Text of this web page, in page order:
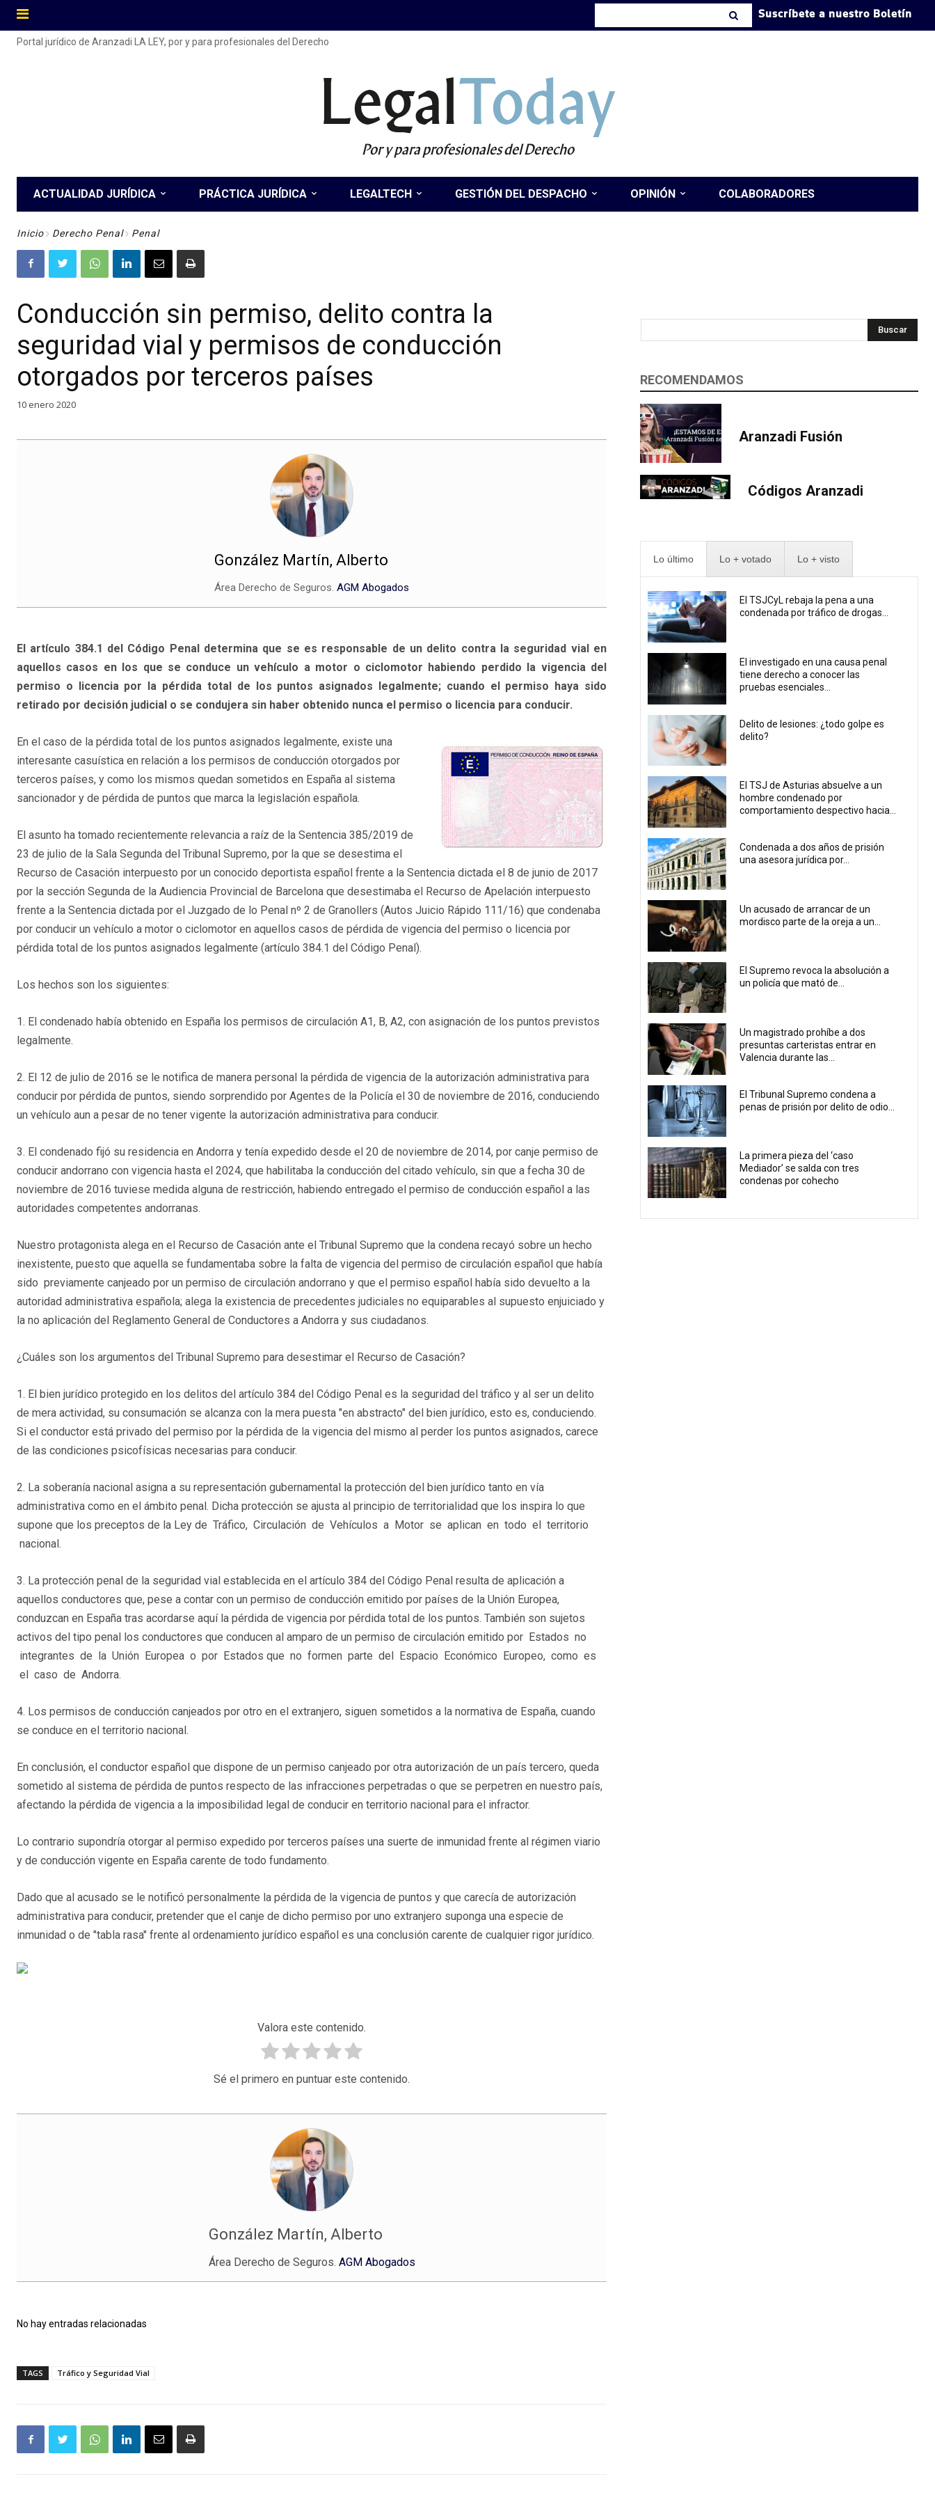
Suscríbete a nuestro Boletín
Portal jurídico de Aranzadi LA LEY, por y para profesionales del Derecho
LegalToday
Por y para profesionales del Derecho
ACTUALIDAD JURÍDICA PRÁCTICA JURÍDICA LEGALTECH GESTIÓN DEL DESPACHO OPINIÓN COLABORADORES
Inicio Derecho Penal Penal
Conducción sin permiso, delito contra la
seguridad vial y permisos de conducción
otorgados por terceros países
10 enero 2020
González Martín, Alberto
Área Derecho de Seguros. AGM Abogados
El artículo 384.1 del Código Penal determina que se es responsable de un delito contra la seguridad vial en
aquellos casos en los que se conduce un vehículo a motor o ciclomotor habiendo perdido la vigencia del
permiso o licencia por la pérdida total de los puntos asignados legalmente; cuando el permiso haya sido
retirado por decisión judicial o se condujera sin haber obtenido nunca el permiso o licencia para conducir.
En el caso de la pérdida total de los puntos asignados legalmente, existe una
interesante casuística en relación a los permisos de conducción otorgados por
terceros países, y como los mismos quedan sometidos en España al sistema
sancionador y de pérdida de puntos que marca la legislación española.
El asunto ha tomado recientemente relevancia a raíz de la Sentencia 385/2019 de
23 de julio de la Sala Segunda del Tribunal Supremo, por la que se desestima el
Recurso de Casación interpuesto por un conocido deportista español frente a la Sentencia dictada el 8 de junio de 2017
por la sección Segunda de la Audiencia Provincial de Barcelona que desestimaba el Recurso de Apelación interpuesto
frente a la Sentencia dictada por el Juzgado de lo Penal nº 2 de Granollers (Autos Juicio Rápido 111/16) que condenaba
por conducir un vehículo a motor o ciclomotor en aquellos casos de pérdida de vigencia del permiso o licencia por
pérdida total de los puntos asignados legalmente (artículo 384.1 del Código Penal).
Los hechos son los siguientes:
1. El condenado había obtenido en España los permisos de circulación A1, B, A2, con asignación de los puntos previstos
legalmente.
2. El 12 de julio de 2016 se le notifica de manera personal la pérdida de vigencia de la autorización administrativa para
conducir por pérdida de puntos, siendo sorprendido por Agentes de la Policía el 30 de noviembre de 2016, conduciendo
un vehículo aun a pesar de no tener vigente la autorización administrativa para conducir.
3. El condenado fijó su residencia en Andorra y tenía expedido desde el 20 de noviembre de 2014, por canje permiso de
conducir andorrano con vigencia hasta el 2024, que habilitaba la conducción del citado vehículo, sin que a fecha 30 de
noviembre de 2016 tuviese medida alguna de restricción, habiendo entregado el permiso de conducción español a las
autoridades competentes andorranas.
Nuestro protagonista alega en el Recurso de Casación ante el Tribunal Supremo que la condena recayó sobre un hecho
inexistente, puesto que aquella se fundamentaba sobre la falta de vigencia del permiso de circulación español que había
sido previamente canjeado por un permiso de circulación andorrano y que el permiso español había sido devuelto a la
autoridad administrativa española; alega la existencia de precedentes judiciales no equiparables al supuesto enjuiciado y
la no aplicación del Reglamento General de Conductores a Andorra y sus ciudadanos.
¿Cuáles son los argumentos del Tribunal Supremo para desestimar el Recurso de Casación?
1. El bien jurídico protegido en los delitos del artículo 384 del Código Penal es la seguridad del tráfico y al ser un delito
de mera actividad, su consumación se alcanza con la mera puesta "en abstracto" del bien jurídico, esto es, conduciendo.
Si el conductor está privado del permiso por la pérdida de la vigencia del mismo al perder los puntos asignados, carece
de las condiciones psicofísicas necesarias para conducir.
2. La soberanía nacional asigna a su representación gubernamental la protección del bien jurídico tanto en vía
administrativa como en el ámbito penal. Dicha protección se ajusta al principio de territorialidad que los inspira lo que
supone que los preceptos de la Ley de Tráfico, Circulación de Vehículos a Motor se aplican en todo el territorio
nacional.
3. La protección penal de la seguridad vial establecida en el artículo 384 del Código Penal resulta de aplicación a
aquellos conductores que, pese a contar con un permiso de conducción emitido por países de la Unión Europea,
conduzcan en España tras acordarse aquí la pérdida de vigencia por pérdida total de los puntos. También son sujetos
activos del tipo penal los conductores que conducen al amparo de un permiso de circulación emitido por Estados no
integrantes de la Unión Europea o por Estados que no formen parte del Espacio Económico Europeo, como es
el caso de Andorra.
4. Los permisos de conducción canjeados por otro en el extranjero, siguen sometidos a la normativa de España, cuando
se conduce en el territorio nacional.
En conclusión, el conductor español que dispone de un permiso canjeado por otra autorización de un país tercero, queda
sometido al sistema de pérdida de puntos respecto de las infracciones perpetradas o que se perpetren en nuestro país,
afectando la pérdida de vigencia a la imposibilidad legal de conducir en territorio nacional para el infractor.
Lo contrario supondría otorgar al permiso expedido por terceros países una suerte de inmunidad frente al régimen viario
y de conducción vigente en España carente de todo fundamento.
Dado que al acusado se le notificó personalmente la pérdida de la vigencia de puntos y que carecía de autorización
administrativa para conducir, pretender que el canje de dicho permiso por uno extranjero suponga una especie de
inmunidad o de "tabla rasa" frente al ordenamiento jurídico español es una conclusión carente de cualquier rigor jurídico.
Valora este contenido.
Sé el primero en puntuar este contenido.
González Martín, Alberto
Área Derecho de Seguros. AGM Abogados
No hay entradas relacionadas
TAGS Tráfico y Seguridad Vial
Buscar
RECOMENDAMOS
Aranzadi Fusión
Códigos Aranzadi
Lo último Lo + votado Lo + visto
El TSJCyL rebaja la pena a una
condenada por tráfico de drogas...
El investigado en una causa penal
tiene derecho a conocer las
pruebas esenciales...
Delito de lesiones: ¿todo golpe es
delito?
El TSJ de Asturias absuelve a un
hombre condenado por
comportamiento despectivo hacia...
Condenada a dos años de prisión
una asesora jurídica por...
Un acusado de arrancar de un
mordisco parte de la oreja a un...
El Supremo revoca la absolución a
un policía que mató de...
Un magistrado prohíbe a dos
presuntas carteristas entrar en
Valencia durante las...
El Tribunal Supremo condena a
penas de prisión por delito de odio...
La primera pieza del ‘caso
Mediador’ se salda con tres
condenas por cohecho